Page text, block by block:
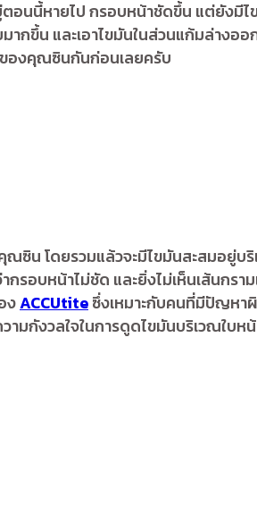
หายไป กรอบหน้าชัดขึ้น แต่ยังมีไข
กขึ้น และเอาไขมันในส่วนแก้มล่าง
ของคุณซินกันก่อนเลยครับ
โดยรวมแล้วจะมีไขมันสะสมอยู่บริ
รอบหน้าไม่ชัด และยิ่งไม่เห็นเส้นก
งACCUtiteซึ่งเหมาะกับคนที่มีปัญหา
งวลใจในการดูดไขมันบริเวณใบ